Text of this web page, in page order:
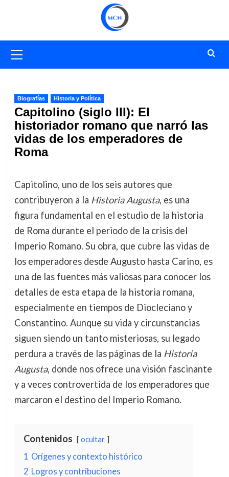
primario
Biografías Historia y Política
Capitolino (siglo III): El
historiador romano que narró las
vidas de los emperadores de
Roma
Capitolino, uno de los seis autores que
contribuyeron a la Historia Augusta, es una
figura fundamental en el estudio de la historia
de Roma durante el periodo de la crisis del
Imperio Romano. Su obra, que cubre las vidas de
los emperadores desde Augusto hasta Carino, es
una de las fuentes más valiosas para conocer los
detalles de esta etapa de la historia romana,
especialmente en tiempos de Diocleciano y
Constantino. Aunque su vida y circunstancias
siguen siendo un tanto misteriosas, su legado
perdura a través de las páginas de la Historia
Augusta, donde nos ofrece una visión fascinante
y a veces controvertida de los emperadores que
marcaron el destino del Imperio Romano.
Contenidos ocultar
1 Orígenes y contexto histórico
2 Logros y contribuciones